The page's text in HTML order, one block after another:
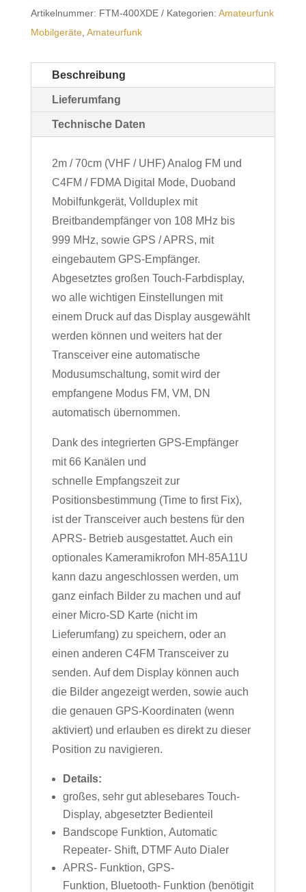
Artikelnummer: FTM-400XDE Kategorien: Amateurfunk
Mobilgeräte, Amateurfunk
Beschreibung
Lieferumfang
Technische Daten
2m / 70cm (VHF / UHF) Analog FM und
C4FM / FDMA Digital Mode, Duoband
Mobilfunkgerät, Vollduplex mit
Breitbandempfänger von 108 MHz bis
999 MHz, sowie GPS / APRS, mit
eingebautem GPS-Empfänger.
Abgesetztes großen Touch-Farbdisplay,
wo alle wichtigen Einstellungen mit
einem Druck auf das Display ausgewählt
werden können und weiters hat der
Transceiver eine automatische
Modusumschaltung, somit wird der
empfangene Modus FM, VM, DN
automatisch übernommen.
Dank des integrierten GPS-Empfänger
mit 66 Kanälen und
schnelle Empfangszeit zur
Positionsbestimmung (Time to first Fix),
ist der Transceiver auch bestens für den
APRS- Betrieb ausgestattet. Auch ein
optionales Kameramikrofon MH-85A11U
kann dazu angeschlossen werden, um
ganz einfach Bilder zu machen und auf
einer Micro-SD Karte (nicht im
Lieferumfang) zu speichern, oder an
einen anderen C4FM Transceiver zu
senden. Auf dem Display können auch
die Bilder angezeigt werden, sowie auch
die genauen GPS-Koordinaten (wenn
aktiviert) und erlauben es direkt zu dieser
Position zu navigieren.
Details:
großes, sehr gut ablesebares Touch-
Display, abgesetzter Bedienteil
Bandscope Funktion, Automatic
Repeater- Shift, DTMF Auto Dialer
APRS- Funktion, GPS-
Funktion, Bluetooth- Funktion (benötigit